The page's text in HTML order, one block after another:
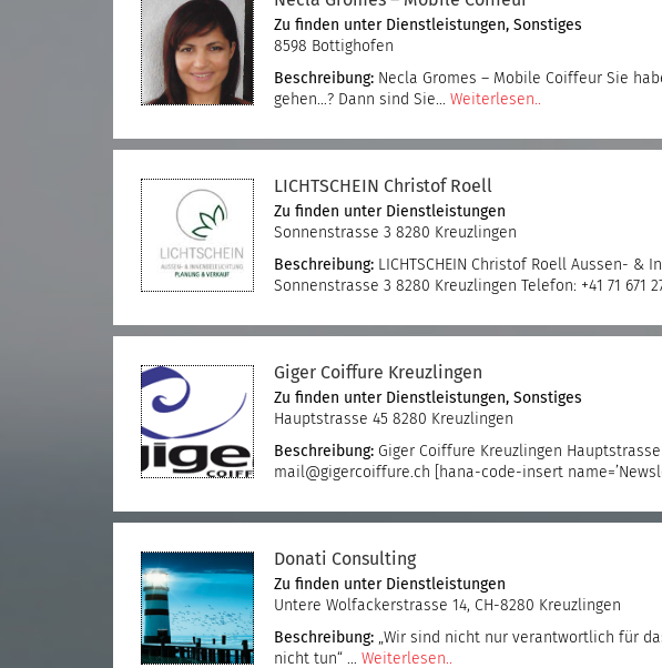
Zu finden unter Dienstleistungen, Sonstiges
8598 Bottighofen
Beschreibung: Necla Gromes – Mobile Coiffeur Sie
gehen…? Dann sind Sie… Weiterlesen..
LICHTSCHEIN Christof Roell
Zu finden unter Dienstleistungen
Sonnenstrasse 3 8280 Kreuzlingen
Beschreibung: LICHTSCHEIN Christof Roell Aussen-
Sonnenstrasse 3 8280 Kreuzlingen Telefon: +41 71 671
Giger Coiffure Kreuzlingen
Zu finden unter Dienstleistungen, Sonstiges
Hauptstrasse 45 8280 Kreuzlingen
Beschreibung: Giger Coiffure Kreuzlingen Hauptstrasse
mail@gigercoiffure.ch [hana-code-insert
Donati Consulting
Zu finden unter Dienstleistungen
Untere Wolfackerstrasse 14, CH-8280 Kreuzlingen
Beschreibung: „Wir sind nicht nur verantwortlich für
nicht tun“ … Weiterlesen..